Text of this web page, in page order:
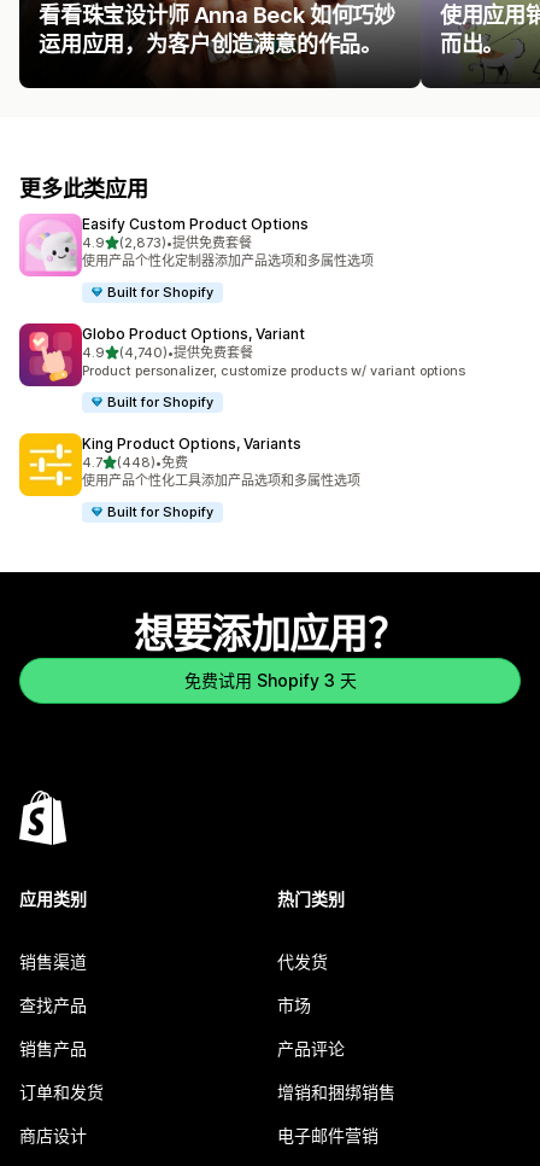
看看珠宝设计师 Anna Beck 如何巧妙
运用应用，为客户创造满意的作品。
使用应用
而出。
更多此类应用
Easify Custom Product Options
4.9星（满分 5 星）
(2,873)
总共 2873 条评论
•提供免费套餐
使用产品个性化定制器添加产品选项和多属性选项
Built for Shopify
Globo Product Options, Variant
4.9星（满分 5 星）
(4,740)
总共 4740 条评论
•提供免费套餐
Product personalizer, customize products w/ variant options
Built for Shopify
King Product Options, Variants
4.7星（满分 5 星）
(448)
总共 448 条评论
•免费
使用产品个性化工具添加产品选项和多属性选项
Built for Shopify
想要添加应用？
免费试用 Shopify 3 天
应用类别
销售渠道
查找产品
销售产品
订单和发货
商店设计
热门类别
代发货
市场
产品评论
增销和捆绑销售
电子邮件营销